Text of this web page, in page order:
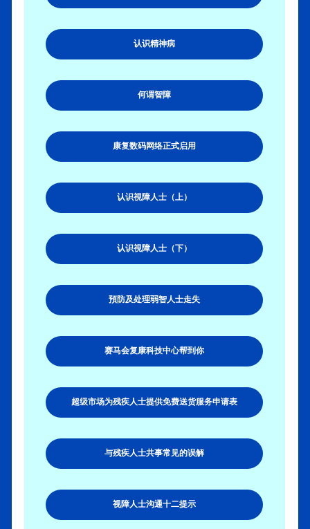
认识精神病
何谓智障
康复数码网络正式启用
认识視障人士（上）
认识視障人士（下）
預防及处理弱智人士走失
赛马会复康科技中心帮到你
超级市场为残疾人士提供免费送货服务申请表
与残疾人士共事常见的误解
视障人士沟通十二提示